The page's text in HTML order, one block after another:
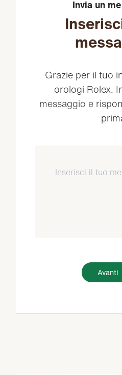
Invia un
Grazie per il tuo
orologi Rolex.
messaggio e
Avanti